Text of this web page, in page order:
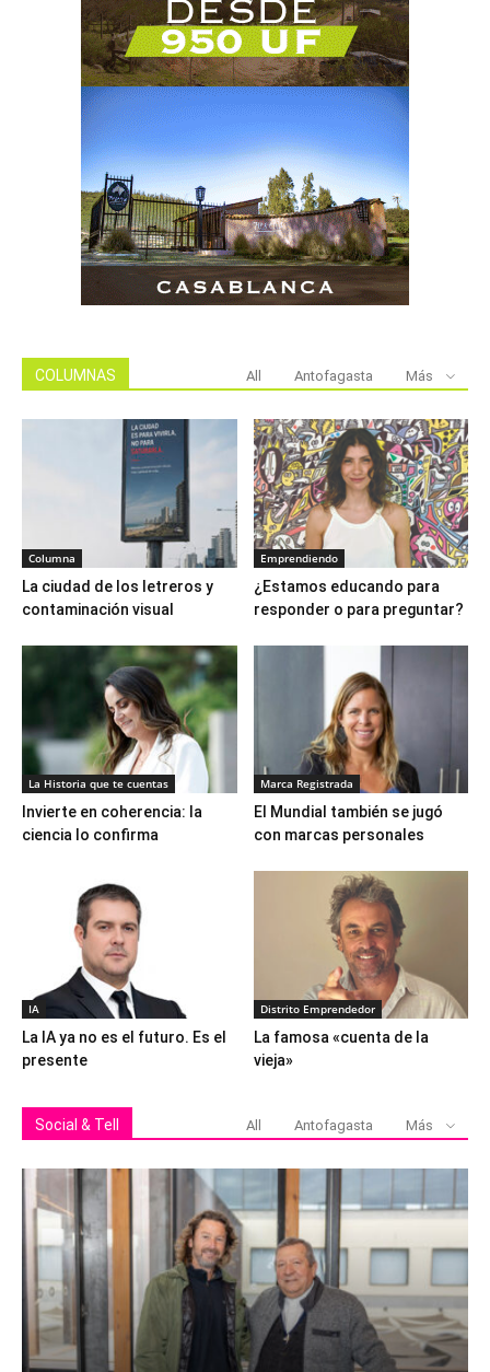
COLUMNAS All Antofagasta Más
Columna
La ciudad de los letreros y
contaminación visual
Emprendiendo
¿Estamos educando para
responder o para preguntar?
La Historia que te cuentas
Invierte en coherencia: la
ciencia lo confirma
Marca Registrada
El Mundial también se jugó
con marcas personales
IA
La IA ya no es el futuro. Es el
presente
Distrito Emprendedor
La famosa «cuenta de la
vieja»
Social & Tell All Antofagasta Más